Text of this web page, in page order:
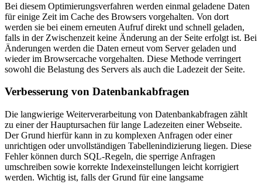
Bei diesem Optimierungsverfahren werden einmal geladene Daten
für einige Zeit im Cache des Browsers vorgehalten. Von dort
werden sie bei einem erneuten Aufruf direkt und schnell geladen,
falls in der Zwischenzeit keine Änderung an der Seite erfolgt ist. Bei
Änderungen werden die Daten erneut vom Server geladen und
wieder im Browsercache vorgehalten. Diese Methode verringert
sowohl die Belastung des Servers als auch die Ladezeit der Seite.
Verbesserung von Datenbankabfragen
Die langwierige Weiterverarbeitung von Datenbankabfragen zählt
zu einer der Hauptursachen für lange Ladezeiten einer Webseite.
Der Grund hierfür kann in zu komplexen Anfragen oder einer
unrichtigen oder unvollständigen Tabellenindizierung liegen. Diese
Fehler können durch SQL-Regeln, die sperrige Anfragen
umschreiben sowie korrekte Indexeinstellungen leicht korrigiert
werden. Wichtig ist, falls der Grund für eine langsame